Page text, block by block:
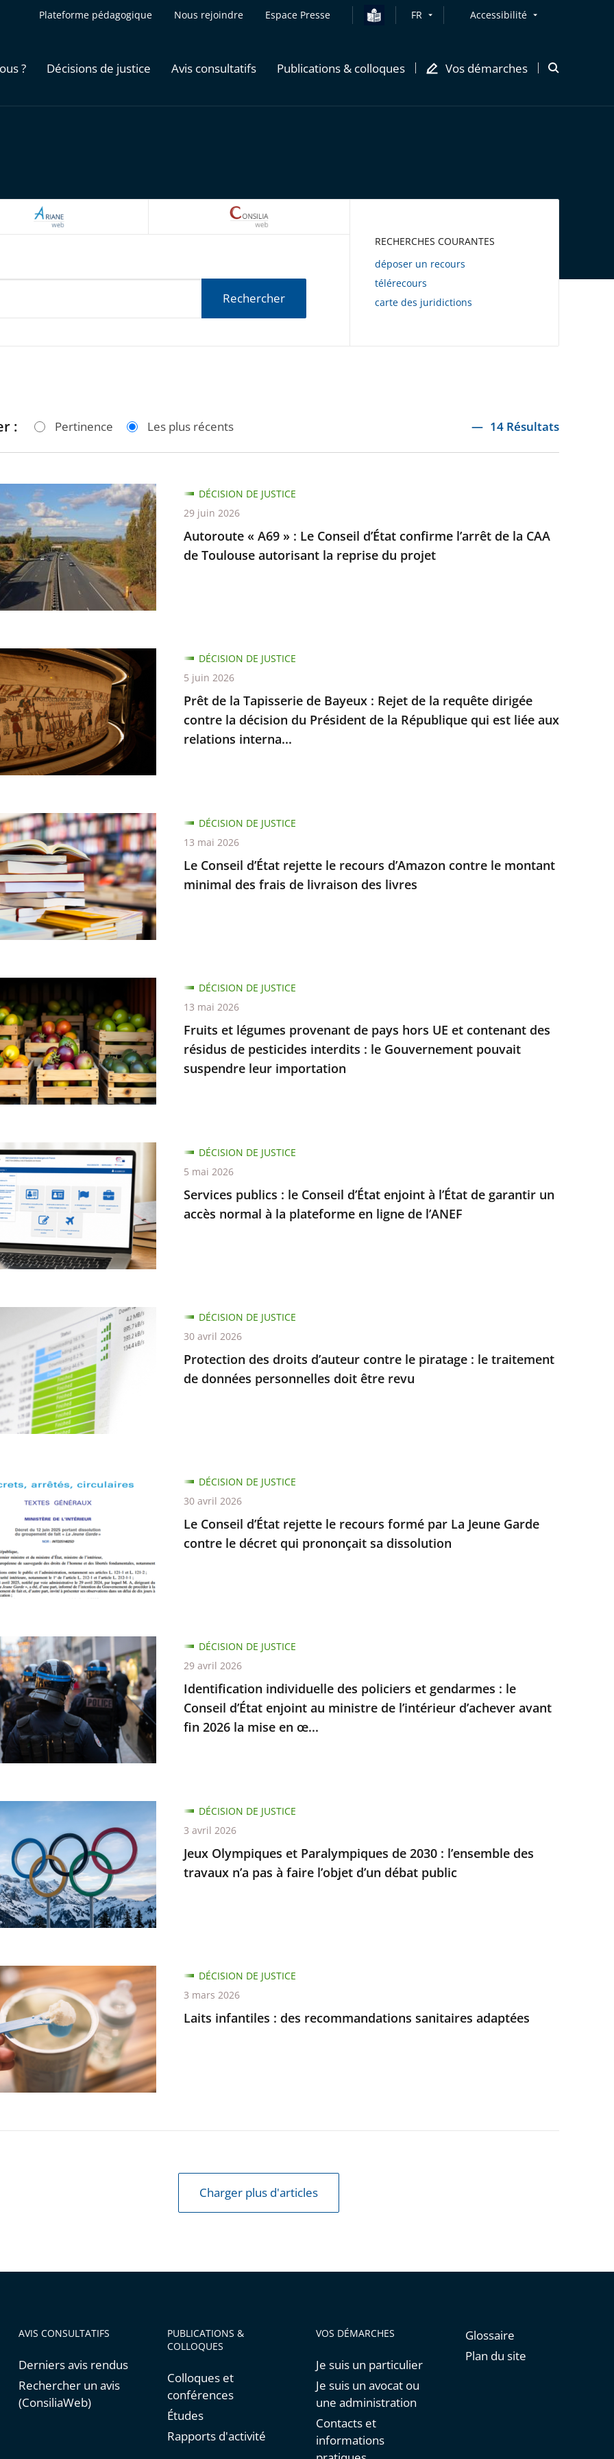
Plateforme pédagogique Nous rejoindre Espace Presse FR Accessibilité
? Décisions de justice Avis consultatifs Publications & colloques Vos démarches
Ouvrir
ARIANEWEB
Rechercher
RECHERCHES COURANTES
déposer un recours
télérecours
carte des juridictions
: Pertinence Les plus récents 14 Résultats
Autoroute « A69 » : Le Conseil d’État confirme l’arrêt de la CAA
de Toulouse autorisant la reprise du projet
DÉCISION DE JUSTICE
29 juin 2026
Prêt de la Tapisserie de Bayeux : Rejet de la requête dirigée
contre la décision du Président de la République qui est liée aux
relations interna...
DÉCISION DE JUSTICE
5 juin 2026
Le Conseil d’État rejette le recours d’Amazon contre le montant
minimal des frais de livraison des livres
DÉCISION DE JUSTICE
13 mai 2026
Fruits et légumes provenant de pays hors UE et contenant des
résidus de pesticides interdits : le Gouvernement pouvait
suspendre leur importation
DÉCISION DE JUSTICE
13 mai 2026
Services publics : le Conseil d’État enjoint à l’État de garantir un
accès normal à la plateforme en ligne de l’ANEF
DÉCISION DE JUSTICE
5 mai 2026
Protection des droits d’auteur contre le piratage : le traitement
de données personnelles doit être revu
DÉCISION DE JUSTICE
30 avril 2026
Le Conseil d’État rejette le recours formé par La Jeune Garde
contre le décret qui prononçait sa dissolution
DÉCISION DE JUSTICE
30 avril 2026
Identification individuelle des policiers et gendarmes : le
Conseil d’État enjoint au ministre de l’intérieur d’achever avant
fin 2026 la mise en œ...
DÉCISION DE JUSTICE
29 avril 2026
Jeux Olympiques et Paralympiques de 2030 : l’ensemble des
travaux n’a pas à faire l’objet d’un débat public
DÉCISION DE JUSTICE
3 avril 2026
Laits infantiles : des recommandations sanitaires adaptées
DÉCISION DE JUSTICE
3 mars 2026
Charger plus d'articles
AVIS CONSULTATIFS
Derniers avis rendus
Rechercher un avis
(ConsiliaWeb)
PUBLICATIONS &
COLLOQUES
Colloques et
conférences
Études
Rapports d'activité
VOS DÉMARCHES
Je suis un particulier
Je suis un avocat ou
une administration
Contacts et
informations
Glossaire
Plan du site